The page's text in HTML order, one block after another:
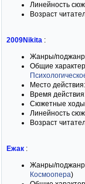
Линейность
Возраст
2009Nikita :
Жанры/
Общие
Место действия:
Время
Сюжетные
Линейность
Возраст
Ежак :
Жанры/
Космоопера)